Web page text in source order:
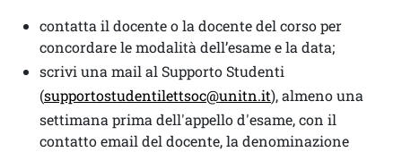
contatta il docente o la docente del corso per
concordare le modalità dell’esame e la data;
scrivi una mail al Supporto Studenti
(supportostudentilettsoc@unitn.it), almeno una
settimana prima dell'appello d'esame, con il
contatto email del docente, la denominazione